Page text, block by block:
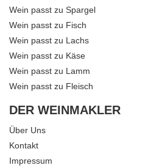
Wein passt zu Spargel
Wein passt zu Fisch
Wein passt zu Lachs
Wein passt zu Käse
Wein passt zu Lamm
Wein passt zu Fleisch
DER WEINMAKLER
Über Uns
Kontakt
Impressum